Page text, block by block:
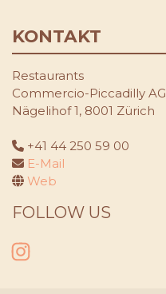
KONTAKT
Restaurants
Commercio-Piccadilly AG
Nägelihof 1, 8001 Zürich
+41 44 250 59 00
E-Mail
Web
FOLLOW US
Instagram